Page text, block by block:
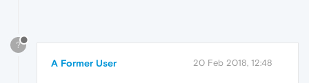
?
A Former User 20 Feb 2018, 12:48